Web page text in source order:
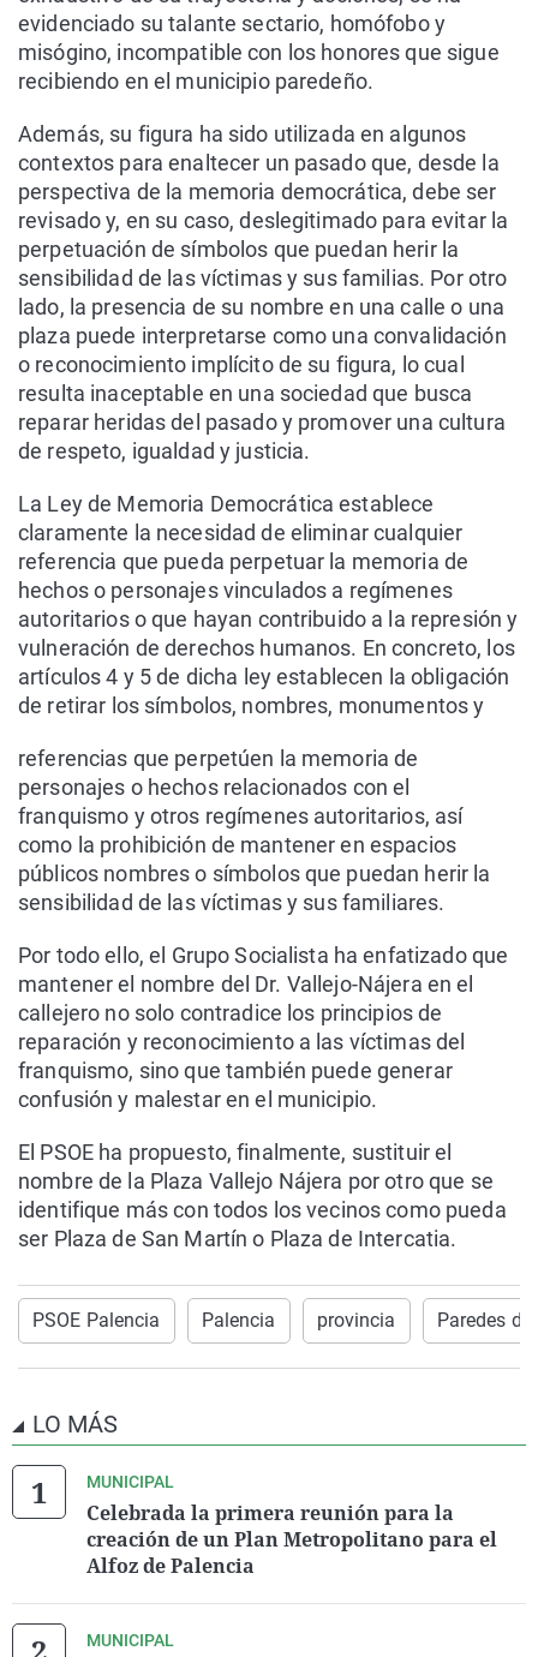
evidenciado su talante sectario, homófobo y
misógino, incompatible con los honores que sigue
recibiendo en el municipio paredeño.
Además, su figura ha sido utilizada en algunos
contextos para enaltecer un pasado que, desde la
perspectiva de la memoria democrática, debe ser
revisado y, en su caso, deslegitimado para evitar la
perpetuación de símbolos que puedan herir la
sensibilidad de las víctimas y sus familias. Por otro
lado, la presencia de su nombre en una calle o una
plaza puede interpretarse como una convalidación
o reconocimiento implícito de su figura, lo cual
resulta inaceptable en una sociedad que busca
reparar heridas del pasado y promover una cultura
de respeto, igualdad y justicia.
La Ley de Memoria Democrática establece
claramente la necesidad de eliminar cualquier
referencia que pueda perpetuar la memoria de
hechos o personajes vinculados a regímenes
autoritarios o que hayan contribuido a la represión y
vulneración de derechos humanos. En concreto, los
artículos 4 y 5 de dicha ley establecen la obligación
de retirar los símbolos, nombres, monumentos y
referencias que perpetúen la memoria de
personajes o hechos relacionados con el
franquismo y otros regímenes autoritarios, así
como la prohibición de mantener en espacios
públicos nombres o símbolos que puedan herir la
sensibilidad de las víctimas y sus familiares.
Por todo ello, el Grupo Socialista ha enfatizado que
mantener el nombre del Dr. Vallejo-Nájera en el
callejero no solo contradice los principios de
reparación y reconocimiento a las víctimas del
franquismo, sino que también puede generar
confusión y malestar en el municipio.
El PSOE ha propuesto, finalmente, sustituir el
nombre de la Plaza Vallejo Nájera por otro que se
identifique más con todos los vecinos como pueda
ser Plaza de San Martín o Plaza de Intercatia.
PSOE Palencia Palencia provincia Paredes de
LO MÁS
MUNICIPAL
Celebrada la primera reunión para la
creación de un Plan Metropolitano para el
Alfoz de Palencia
MUNICIPAL